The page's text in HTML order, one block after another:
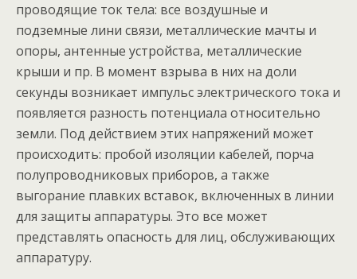
проводящие ток тела: все воздушные и
подземные лини связи, металлические мачты и
опоры, антенные устройства, металлические
крыши и пр. В момент взрыва в них на доли
секунды возникает импульс электрического тока и
появляется разность потенциала относительно
земли. Под действием этих напряжений может
происходить: пробой изоляции кабелей, порча
полупроводниковых приборов, а также
выгорание плавких вставок, включенных в линии
для защиты аппаратуры. Это все может
представлять опасность для лиц, обслуживающих
аппаратуру.